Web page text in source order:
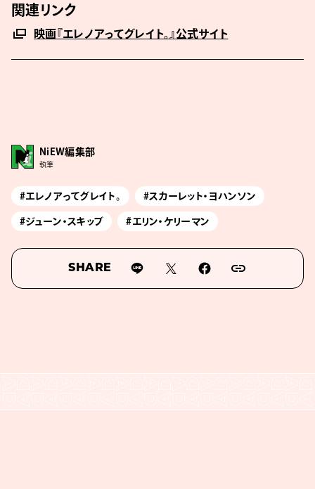
関連リンク
映画『エレノアってグレイト。』公式サイト
NiEW編集部
執筆
#エレノアってグレイト。 #スカーレット・ヨハンソン
#ジューン・スキッブ #エリン・ケリーマン
SHARE